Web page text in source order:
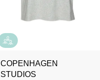
COPENHAGEN
STUDIOS